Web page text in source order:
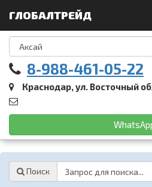
ГЛОБАЛТРЕЙД
8-988-461-05-22
Краснодар, ул. Восточный
Поиск